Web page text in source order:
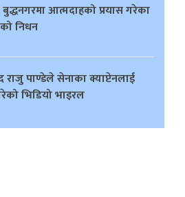
आत्मदाहको प्रयास गरेका
निधन
राजु पाण्डेले सेनाका क्याप्टेनलाई
भिडियो भाइरल